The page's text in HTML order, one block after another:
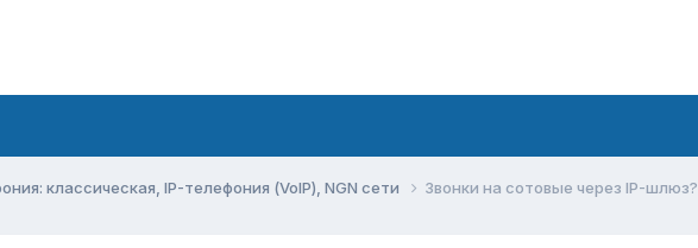
классическая, IP-телефония (VoIP), NGN сети Звонки на сотовые через IP-шлюз?